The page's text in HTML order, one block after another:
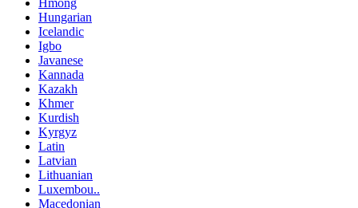
Hmong
Hungarian
Icelandic
Igbo
Javanese
Kannada
Kazakh
Khmer
Kurdish
Kyrgyz
Latin
Latvian
Lithuanian
Luxembou..
Macedonian